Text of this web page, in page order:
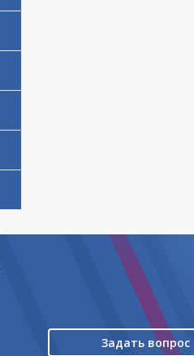
Задать вопрос